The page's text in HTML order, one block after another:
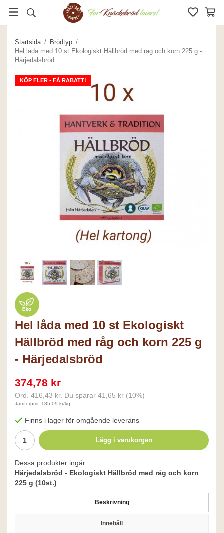
Startsida / Brödtyp /
Hel låda med 10 st Ekologiskt Hällbröd med råg och korn 225 g -
Härjedalsbröd
KÖP FLER - FÅ RABATT!
Hel låda med 10 st Ekologiskt
Hällbröd med råg och korn 225 g
- Härjedalsbröd
374,78 kr
Ord. 416,43 kr. Du sparar 41,65 kr (10%)
Jämförpris: 185,09 kr/kg
Finns i lager för omgående leverans
Lägg i varukorgen
Dessa produkter ingår:
Härjedalsbröd - Ekologiskt Hällbröd med råg och korn
225 g (10st.)
Beskrivning
Innehåll